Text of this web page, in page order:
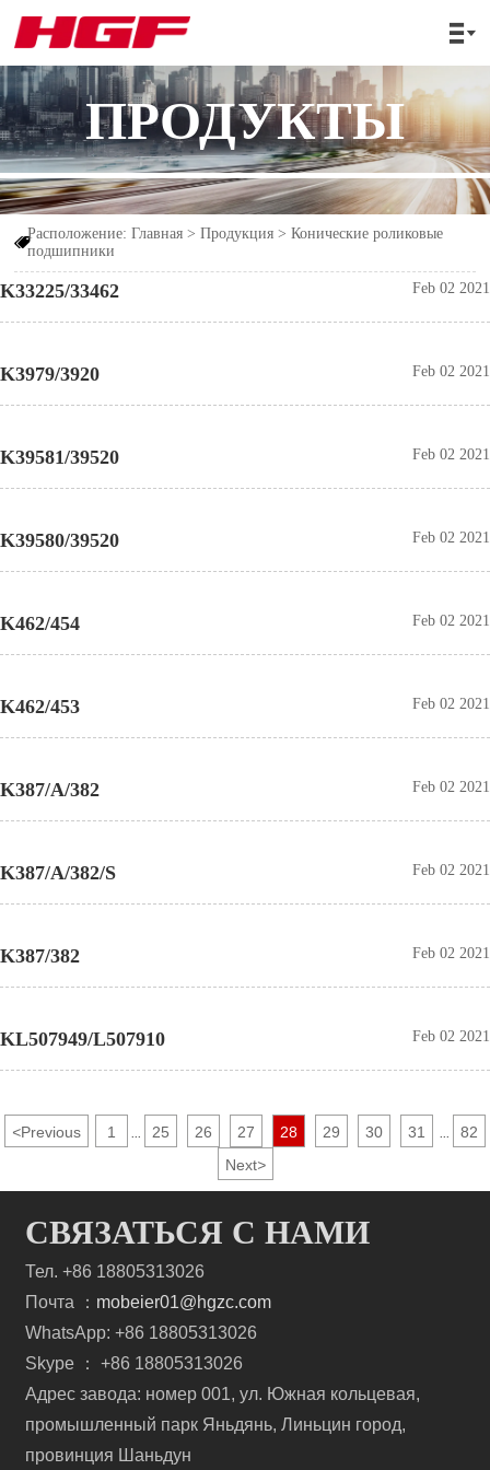

ПРОДУКТЫ

Расположение:Главная >Продукция >Конические роликовые
подшипники
K33225/33462 Feb 02 2021
K3979/3920 Feb 02 2021
K39581/39520 Feb 02 2021
K39580/39520 Feb 02 2021
K462/454 Feb 02 2021
K462/453 Feb 02 2021
K387/A/382 Feb 02 2021
K387/A/382/S Feb 02 2021
K387/382 Feb 02 2021
KL507949/L507910 Feb 02 2021
<Previous 1 25 26 27 28 29 30 31
82
Next>
СВЯЗАТЬСЯ С НАМИ
Тел. +86 18805313026
Почта ： mobeier01@hgzc.com
WhatsApp: +86 18805313026
Skype ： +86 18805313026
Адрес завода: номер 001, ул. Южная кольцевая,
промышленный парк Яньдянь, Линьцин город,
провинция Шаньдун